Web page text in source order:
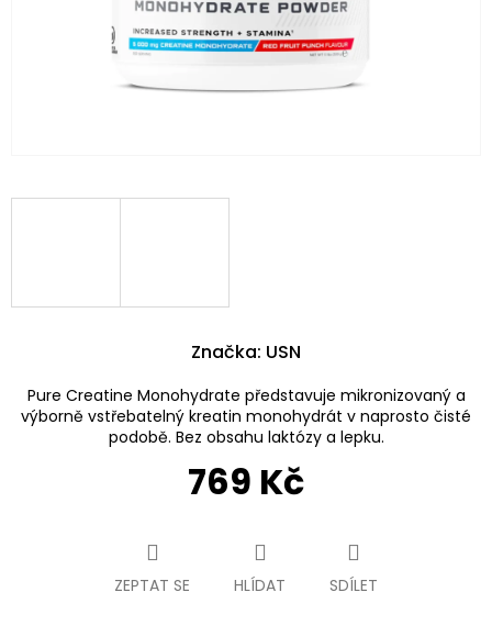
769 Kč
Pure Creatine Monohydrate představuje mikronizovaný a
výborně vstřebatelný kreatin monohydrát v naprosto čisté
podobě. Bez obsahu laktózy a lepku.
ZEPTAT SE HLÍDAT SDÍLET
Značka: USN